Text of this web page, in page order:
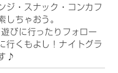
ジ・スナック・コンカフ
しちゃおう。
びに行ったりフォロー
行くもよし！ナイトグラ
♪